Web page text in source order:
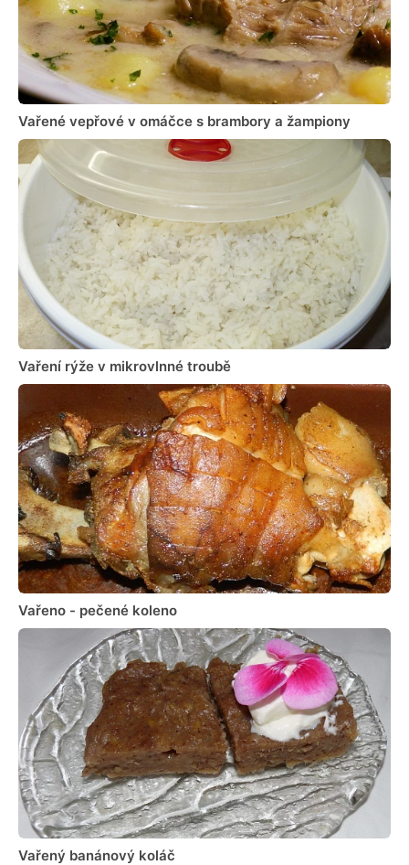
Vařené vepřové v omáčce s brambory a žampiony
Vaření rýže v mikrovlnné troubě
Vařeno - pečené koleno
Vařený banánový koláč